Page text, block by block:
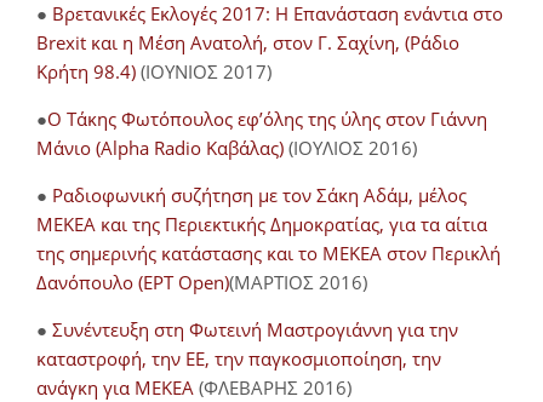
● Βρετανικές Εκλογές 2017: Η Επανάσταση ενάντια στο
Brexit και η Μέση Ανατολή, στον Γ. Σαχίνη, (Ράδιο
Κρήτη 98.4) (ΙΟΥΝΙΟΣ 2017)
●O Τάκης Φωτόπουλος εφ’όλης της ύλης στον Γιάννη
Μάνιο (Alpha Radio Καβάλας) (ΙΟΥΛΙΟΣ 2016)
● Ραδιοφωνική συζήτηση με τον Σάκη Αδάμ, μέλος
ΜΕΚΕΑ και της Περιεκτικής Δημοκρατίας, για τα αίτια
της σημερινής κατάστασης και το ΜΕΚΕΑ στον Περικλή
Δανόπουλο (ΕΡΤ Open)(ΜΑΡΤΙΟΣ 2016)
● Συνέντευξη στη Φωτεινή Μαστρογιάννη για την
καταστροφή, την ΕΕ, την παγκοσμιοποίηση, την
ανάγκη για ΜΕΚΕΑ (ΦΛΕΒΑΡΗΣ 2016)